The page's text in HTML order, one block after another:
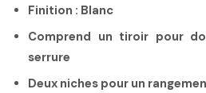
Finition : Blanc
Comprend un tiroir pour
serrure
Deux niches pour un